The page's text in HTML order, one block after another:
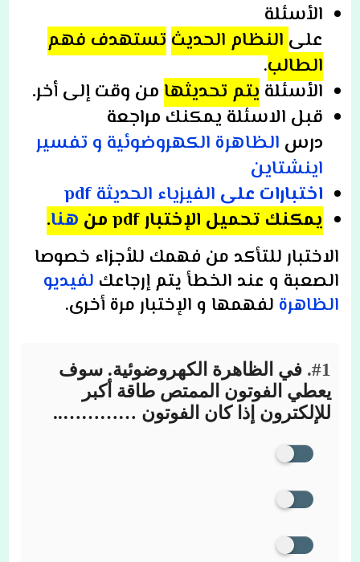
الأسئلة
على النظام الحديث تستهدف فهم
الطالب.
الأسئلة يتم تحديثها من وقت إلى أخر.
قبل الاسئلة يمكنك مراجعة
درس الظاهرة الكهروضوئية و تفسير
اينشتاين
اختبارات على الفيزياء الحديثةpdf
يمكنك تحميل الإختبار pdf
من هنا.
الاختبار للتأكد من فهمك للأجزاء خصوصا
الصعبة و عند الخطأ يتم إرجاعك لفيديو
الظاهرة لفهمها و الإختبار مرة أخرى.
#1. في الظاهرة الكهروضوئية. سوف
يعطي الفوتون الممتص طاقة أكبر
للإلكترون إذا كان الفوتون …………..